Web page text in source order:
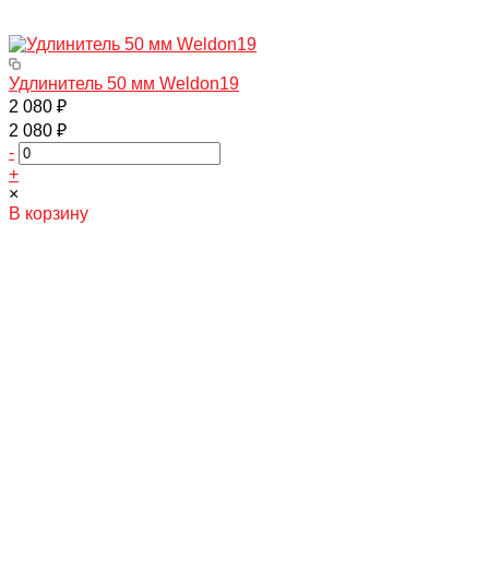
Удлинитель 50 мм Weldon19
2 080 ₽
2 080 ₽
-
+
×
В корзину